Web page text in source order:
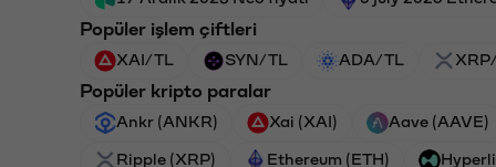
Popüler işlem çiftleri
XAI/TL SYN/TL ADA/TL
Popüler kripto paralar
Ankr (ANKR) Xai (XAI) Aave (AAVE)
Ripple (XRP) Ethereum (ETH)